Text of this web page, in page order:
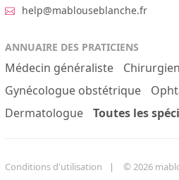
help@mablouseblanche.fr
ANNUAIRE DES PRATICIENS
Médecin généraliste
Gynécologue obstétrique
Dermatologue
Toutes les
Conditions d'utilisation © 2026